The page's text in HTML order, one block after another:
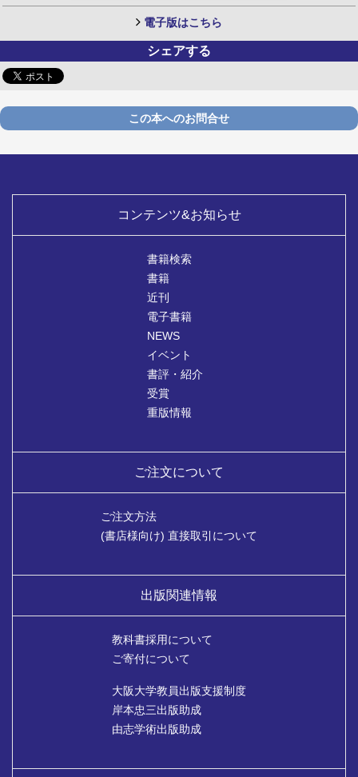
電子版はこちら
シェアする
この本へのお問合せ
コンテンツ&お知らせ
書籍検索
書籍
近刊
電子書籍
NEWS
イベント
書評・紹介
受賞
重版情報
ご注文について
ご注文方法
(書店様向け) 直接取引について
出版関連情報
教科書採用について
ご寄付について
大阪大学教員出版支援制度
岸本忠三出版助成
由志学術出版助成